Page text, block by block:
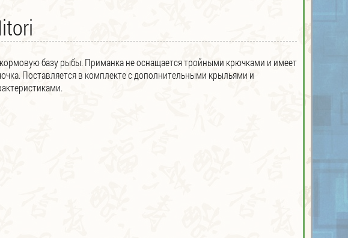
базу рыбы. Приманка не оснащается тройными крючками и имеет
Поставляется в комплекте с дополнительными крыльями и